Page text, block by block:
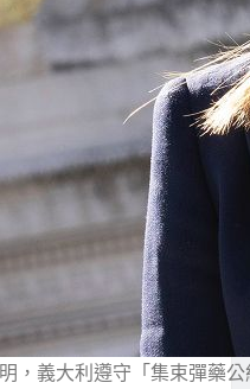
，義大利遵守「集束彈藥